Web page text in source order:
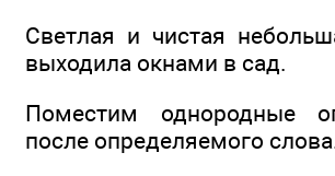
Светлая и чистая
выходила окнами в сад.
Поместим однородные
после определяемого